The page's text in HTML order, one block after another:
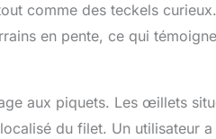
comme des teckels
en pente, ce qui
aux piquets. Les œillets
du filet. Un utilisateur